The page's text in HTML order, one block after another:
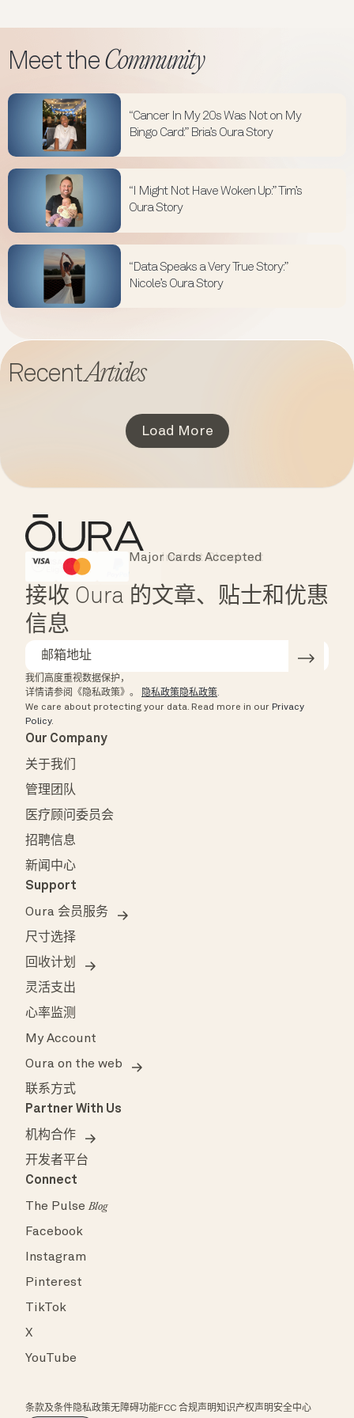
Meet the Community
“Cancer In My 20s Was Not on My
Bingo Card:” Bria’s Oura Story
“I Might Not Have Woken Up:” Tim’s
Oura Story
“Data Speaks a Very True Story:”
Nicole’s Oura Story
RecentArticles
Load More
HSA/FSA Eligible
Instant Checkout
Major Cards Accepted
接收 Oura 的文章、贴士和优惠
信息
我们高度重视数据保护，
详情请参阅《隐私政策》。
隐私政策隐私政策.
We care about protecting your data. Read more in our Privacy
Policy.
Our Company
关于我们
管理团队
医疗顾问委员会
招聘信息
新闻中心
Support
Oura 会员服务
尺寸选择
回收计划
灵活支出
心率监测
My Account
Oura on the web
联系方式
Partner With Us
机构合作
开发者平台
Connect
The PulseBlog
Facebook
Instagram
Pinterest
TikTok
X
YouTube
条款及条件隐私政策无障碍功能FCC 合规声明知识产权声明安全中心